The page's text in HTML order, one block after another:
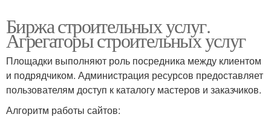
Биржа строительных услуг.
Агрегаторы строительных услуг
Площадки выполняют роль посредника между клиентом
и подрядчиком. Администрация ресурсов предоставляет
пользователям доступ к каталогу мастеров и заказчиков.
Алгоритм работы сайтов: